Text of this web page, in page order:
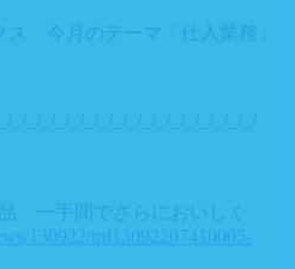
ス 今月のテーマ「仕入業務」
一手間でさらにおいしく
130922/trd13092207410005-